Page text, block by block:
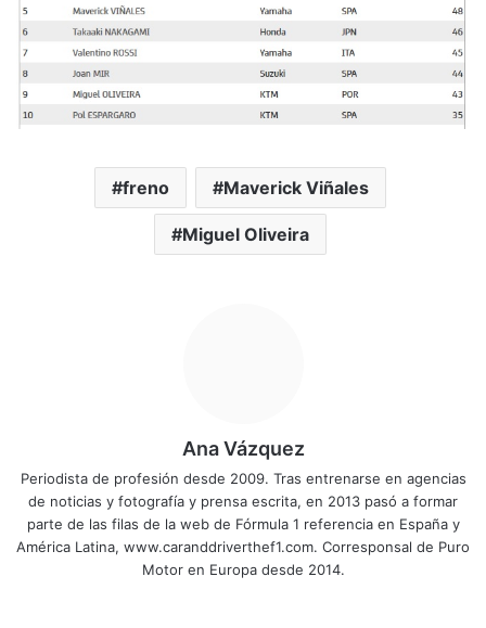
freno Maverick Viñales
Miguel Oliveira
Ana Vázquez
Periodista de profesión desde 2009. Tras entrenarse en agencias
de noticias y fotografía y prensa escrita, en 2013 pasó a formar
parte de las filas de la web de Fórmula 1 referencia en España y
América Latina, www.caranddriverthef1.com. Corresponsal de Puro
Motor en Europa desde 2014.